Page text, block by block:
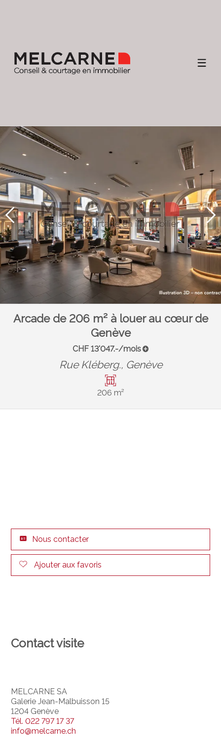
Arcade de 206 m² à louer au cœur de
Genève
CHF 13'047.-/mois
Rue Kléberg., Genève
206 m²
Nous contacter
Ajouter aux favoris
Contact visite
MELCARNE SA
Galerie Jean-Malbuisson 15
1204 Genève
Tél.022 797 17 37
info@melcarne.ch